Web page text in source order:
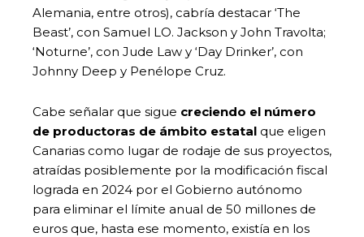
Alemania, entre otros), cabría destacar ‘The
Beast’, con Samuel LO. Jackson y John Travolta;
‘Noturne’, con Jude Law y ‘Day Drinker’, con
Johnny Deep y Penélope Cruz.
Cabe señalar que sigue creciendo el número
de productoras de ámbito estatal que eligen
Canarias como lugar de rodaje de sus proyectos,
atraídas posiblemente por la modificación fiscal
lograda en 2024 por el Gobierno autónomo
para eliminar el límite anual de 50 millones de
euros que, hasta ese momento, existía en los